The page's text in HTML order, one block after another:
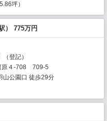
坪）
） 775万円
（登記）
原４-708 709-5
山公園口 徒歩29分